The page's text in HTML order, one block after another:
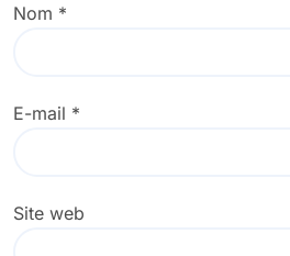
Nom *
E-mail *
Site web